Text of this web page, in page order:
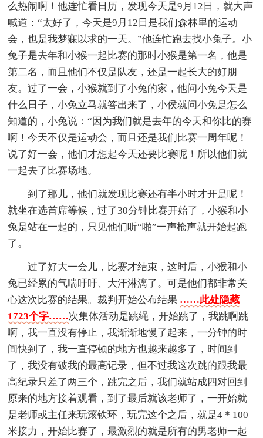
么热闹啊！他连忙看日历，发现今天是9月12日，就大声
喊道：“太好了，今天是9月12日是我们森林里的运动
会，也是我梦寐以求的一天。”他连忙跑去找小兔子。小
兔子是去年和小猴一起比赛的那时小猴是第一名，他是
第二名，而且他们不仅是队友，还是一起长大的好朋
友。过了一会，小猴就到了小兔的家，他问小兔今天是
什么日子，小兔立马就答出来了，小侯就问小兔是怎么
知道的，小兔说：“因为我们就是去年的今天和你比的赛
啊！今天不仅是运动会，而且还是我们比赛一周年呢！
说了好一会，他们才想起今天还要比赛呢！所以他们就
一起去了比赛场地。
到了那儿，他们就发现比赛还有半小时才开是呢！
就坐在选首席等候，过了30分钟比赛开始了，小猴和小
兔是站在一起的，只见他们听“啪”一声枪声就开始起跑
了。
过了好大一会儿，比赛才结束，这时后，小猴和小
兔已经累的气喘吁吁、大汗淋漓了。可是他们都非常关
心这次比赛的结果。裁判开始公布结果 ……此处隐藏
1723个字……次集体活动是跳绳，开始跳了，我跳啊跳
啊，我一直没有停止，我渐渐地慢了起来，一分钟的时
间快到了，我一直停顿的地方也越来越多了，时间到
了，我没有破我的最高记录，但不过我这次跳的跟我最
高纪录只差了两三个，跳完之后，我们就站成四对回到
原来的地方接着观看，到了最后就该老师了，一开始就
是老师或主任来玩滚铁环，玩完这个之后，就是4＊100
米接力，开始比赛了，最激烈的就是所有的男老师一起